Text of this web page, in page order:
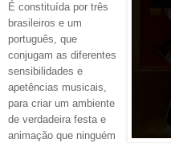
É constituída por três
brasileiros e um
português, que
conjugam as diferentes
sensibilidades e
apetências musicais,
para criar um ambiente
de verdadeira festa e
animação que ninguém